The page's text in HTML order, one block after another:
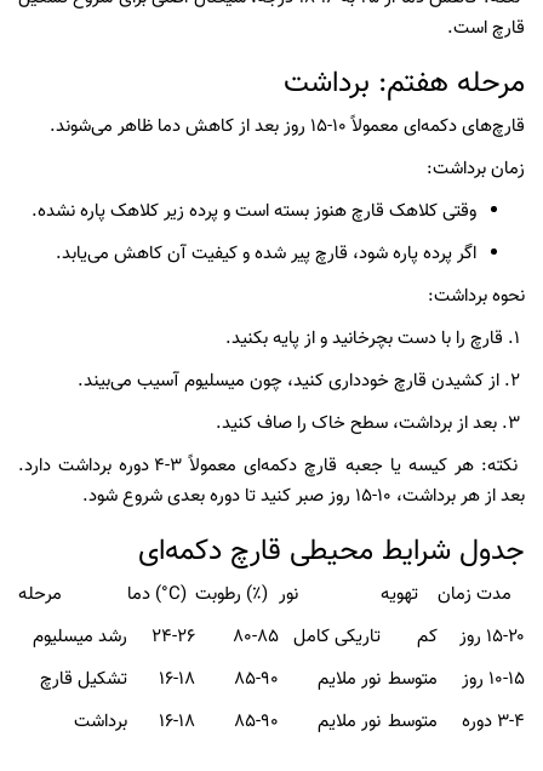
قارچ است.
مرحله هفتم: برداشت
قارچ‌های دکمه‌ای معمولاً ۱۰-۱۵ روز بعد از کاهش دما ظاهر می‌شوند.
زمان برداشت:
وقتی کلاهک قارچ هنوز بسته است و پرده زیر کلاهک پاره نشده.
اگر پرده پاره شود، قارچ پیر شده و کیفیت آن کاهش می‌یابد.
نحوه برداشت:
نکته: هر کیسه یا جعبه قارچ دکمه‌ای معمولاً ۳-۴ دوره برداشت دارد.
بعد از هر برداشت، ۱۰-۱۵ روز صبر کنید تا دوره بعدی شروع شود.
جدول شرایط محیطی قارچ دکمه‌ای
مرحله دما (°C) رطوبت (٪) نور تهویه
مدت زمان
رشد میسلیوم
۲۴-۲۶ ۸۰-۸۵ تاریکی کامل کم
۱۵-۲۰ روز
تشکیل قارچ
۱۶-۱۸ ۸۵-۹۰ نور ملایم متوسط
۱۰-۱۵ روز
برداشت
۱۶-۱۸ ۸۵-۹۰ نور ملایم متوسط ۳-۴ دوره